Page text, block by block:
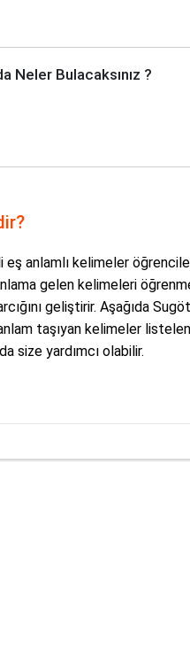
Neler Bulacaksınız ?
anlamlı kelimeler
gelen kelimeleri
geliştirir. Aşağıda
taşıyan kelimeler
size yardımcı olabilir.